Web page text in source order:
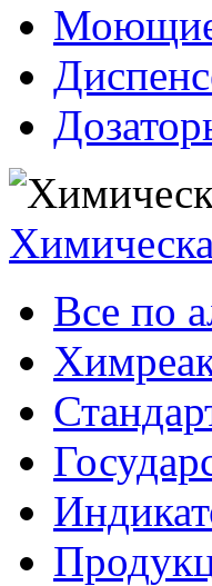
Моющие
Все по